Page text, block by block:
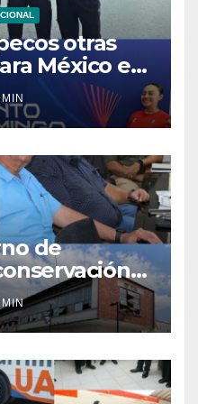
otras
México en
de